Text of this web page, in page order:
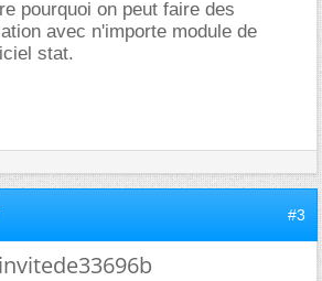
pourquoi on peut faire des
avec n'importe module de
stat.
#3
invitede33696b